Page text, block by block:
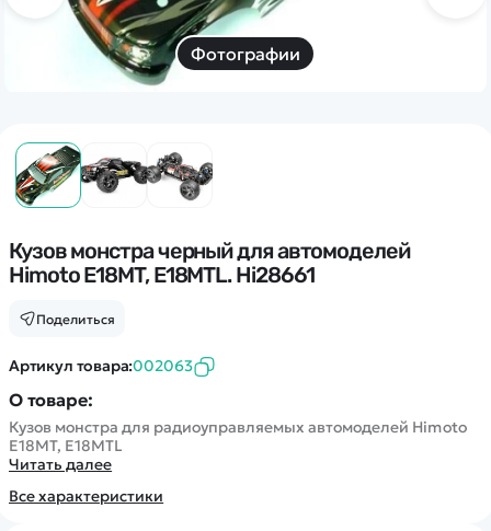
Фотографии
Кузов монстра черный для автомоделей
Himoto E18MT, E18MTL. Hi28661
Поделиться
Артикул товара:002063
О товаре:
Кузов монстра для радиоуправляемых автомоделей Himoto
E18MT, E18MTL
Читать далее
Все характеристики
Дополнительный способ связи
WhatsApp/Мобильный
Есть вопрос? Можем связаться с вами
Заказать звонок
Квадрокоптеры
Машинки
Танки
Вертолеты
Информация
Оптовые продажи
Блог
Покупателю